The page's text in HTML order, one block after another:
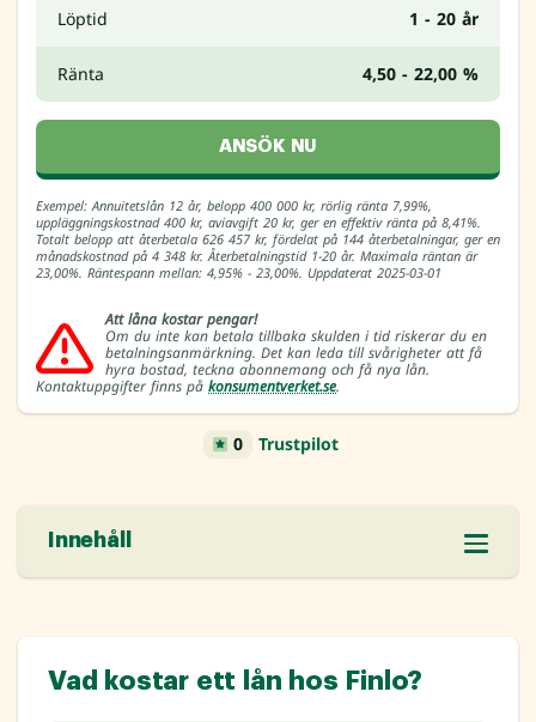
Löptid 1 - 20 år
Ränta 4,50 - 22,00 %
ANSÖK NU
Exempel: Annuitetslån 12 år, belopp 400 000 kr, rörlig ränta 7,99%,
uppläggningskostnad 400 kr, aviavgift 20 kr, ger en effektiv ränta på 8,41%.
Totalt belopp att återbetala 626 457 kr, fördelat på 144 återbetalningar, ger en
månadskostnad på 4 348 kr. Återbetalningstid 1-20 år. Maximala räntan är
23,00%. Räntespann mellan: 4,95% - 23,00%. Uppdaterat 2025-03-01
Att låna kostar pengar!
Om du inte kan betala tillbaka skulden i tid riskerar du en
betalningsanmärkning. Det kan leda till svårigheter att få
hyra bostad, teckna abonnemang och få nya lån.
Kontaktuppgifter finns på konsumentverket.se.
0 Trustpilot
Innehåll
Vad kostar ett lån hos Finlo?